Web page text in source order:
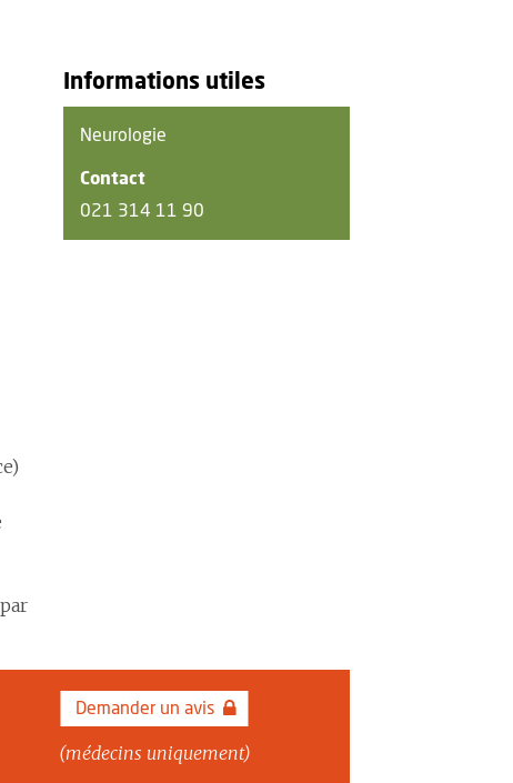
Informations utiles
Neurologie
Contact
021 314 11 90
Demander un avis
(médecins uniquement)